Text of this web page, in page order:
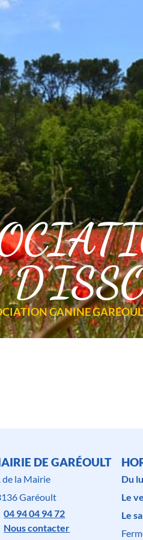
CANINE
DE GARÉOULT
de la Mairie
Garéoult
04 94 04 94 72
Nous contacter
Du
Le
Le